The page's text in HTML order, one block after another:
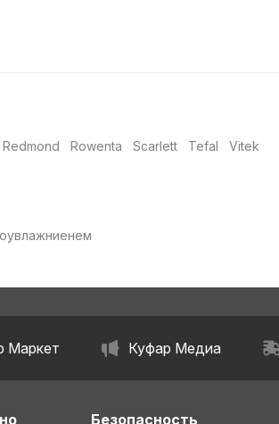
Redmond Rowenta Scarlett Tefal Vitek
Маркет Куфар Медиа
Безопасность